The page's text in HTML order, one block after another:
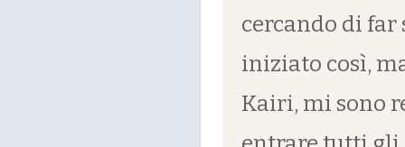
cercando di far
iniziato così,
Kairi, mi sono